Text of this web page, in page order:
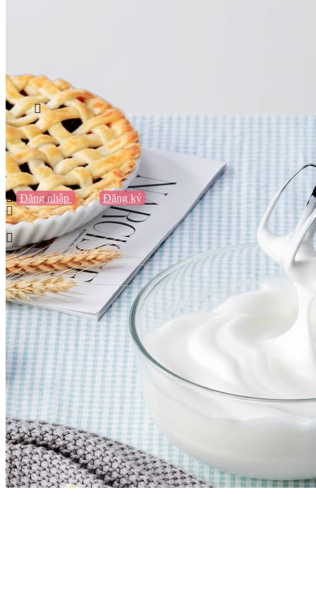
Khác…
Blog
Sách / Truyện
Lifestyle
Giải trí
Thương hiệu
Tạo thương hiệu
Đăng nhập hoặc Đăng ký
Tạo thương hiệu